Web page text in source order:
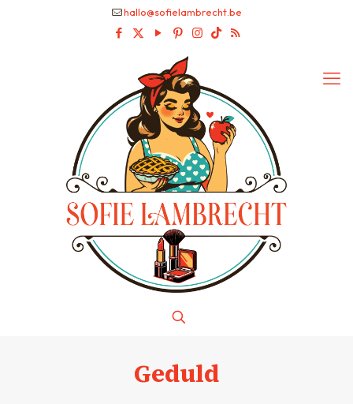
hallo@sofielambrecht.be
Geduld